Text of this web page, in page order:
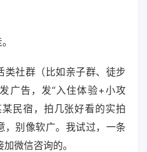
类社群（比如亲子群、徒步
广告，发“入住体验+小攻
民宿，拍几张好看的实拍
，别像软广。我试过，一条
微信咨询的。